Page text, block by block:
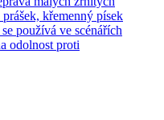
křemenný písek
používá ve scénářích
odolnost proti